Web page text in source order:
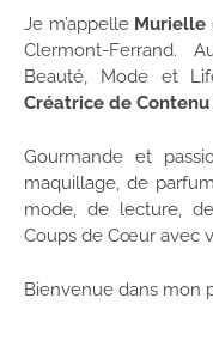
Je m’appelle Murielle
Clermont-Ferrand.
Beauté, Mode et
Créatrice de Contenu
Gourmande et
maquillage, de
mode, de lecture,
Coups de Cœur avec
Bienvenue dans mon